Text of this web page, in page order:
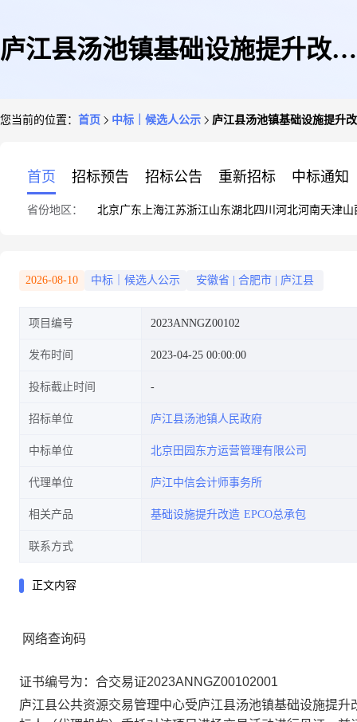
庐江县汤池镇基础设施提升改造
您当前的位置： 首页 中标｜候选人公示 庐江县汤池镇基础设施提升
首页 招标预告 招标公告 重新招标 中标通知
省份地区： 北京广东 上海江苏浙江山东湖北四川 河北河南天津山
2026-08-10 中标｜候选人公示 安徽省 合肥市 庐江县
项目编号 2023ANNGZ00102
发布时间 2023-04-25 00:00:00
投标截止时间
招标单位 庐江县汤池镇人民政府
中标单位 北京田园东方运营管理有限公司
代理单位 庐江中信会计师事务所
相关产品 基础设施提升改造 EPCO总承包
联系方式
正文内容
网络查询码
证书编号为：合交易证2023ANNGZ00102001
庐江县公共资源交易管理中心受庐江县汤池镇基础设施提